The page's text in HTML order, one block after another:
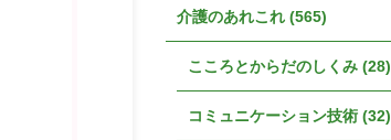
介護のあれこれ (565)
こころとからだのしくみ (28)
コミュニケーション技術 (32)